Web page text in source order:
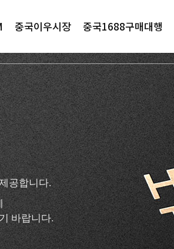
중국이우시장 중국1688구매대행
공합니다.
바랍니다.